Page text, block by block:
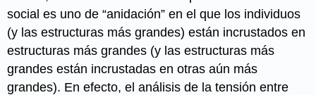
social es uno de “anidación” en el que los individuos
(y las estructuras más grandes) están incrustados en
estructuras más grandes (y las estructuras más
grandes están incrustadas en otras aún más
grandes). En efecto, el análisis de la tensión entre